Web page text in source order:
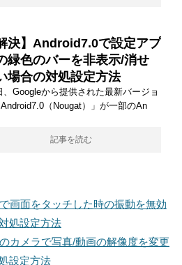
決】Android7.0で設定アプ
緑色のバーを非表示/消せ
場合の対処設定方法
、Googleから提供された最新バージョ
（Nougat）」が一部のAn
記事を読む
画面をタッチした時の振動を無効
処設定方法
カメラで写真/動画の解像度を変更
設定方法